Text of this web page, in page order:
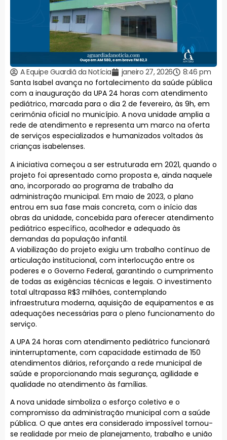
A Equipe Guardiã da Notícia janeiro 27, 2026
8:46 pm
Santa Isabel avança no fortalecimento da saúde pública
com a inauguração da UPA 24 horas com atendimento
pediátrico, marcada para o dia 2 de fevereiro, às 9h, em
cerimônia oficial no município. A nova unidade amplia a
rede de atendimento e representa um marco na oferta
de serviços especializados e humanizados voltados às
crianças isabelenses.
A iniciativa começou a ser estruturada em 2021, quando o
projeto foi apresentado como proposta e, ainda naquele
ano, incorporado ao programa de trabalho da
administração municipal. Em maio de 2023, o plano
entrou em sua fase mais concreta, com o início das
obras da unidade, concebida para oferecer atendimento
pediátrico específico, acolhedor e adequado às
demandas da população infantil.
A viabilização do projeto exigiu um trabalho contínuo de
articulação institucional, com interlocução entre os
poderes e o Governo Federal, garantindo o cumprimento
de todas as exigências técnicas e legais. O investimento
total ultrapassa R$3 milhões, contemplando
infraestrutura moderna, aquisição de equipamentos e as
adequações necessárias para o pleno funcionamento do
serviço.
A UPA 24 horas com atendimento pediátrico funcionará
ininterruptamente, com capacidade estimada de 150
atendimentos diários, reforçando a rede municipal de
saúde e proporcionando mais segurança, agilidade e
qualidade no atendimento às famílias.
A nova unidade simboliza o esforço coletivo e o
compromisso da administração municipal com a saúde
pública. O que antes era considerado impossível tornou-
se realidade por meio de planejamento, trabalho e união